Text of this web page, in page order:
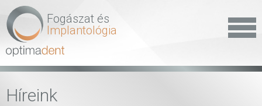
Fogászat és
Implantológia
Híreink